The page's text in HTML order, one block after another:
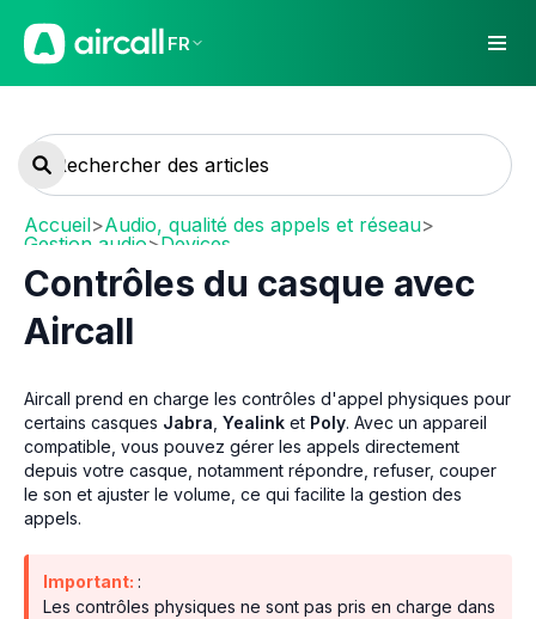
FR
Accueil>Audio, qualité des appels et réseau>
Gestion audio>Devices
Contrôles du casque avec
Aircall
Aircall prend en charge les contrôles d'appel physiques pour
certains casques Jabra Yealink et Poly. Avec un appareil
compatible, vous pouvez gérer les appels directement
depuis votre casque, notamment répondre, refuser, couper
le son et ajuster le volume, ce qui facilite la gestion des
appels.
Important: :
Les contrôles physiques ne sont pas pris en charge dans